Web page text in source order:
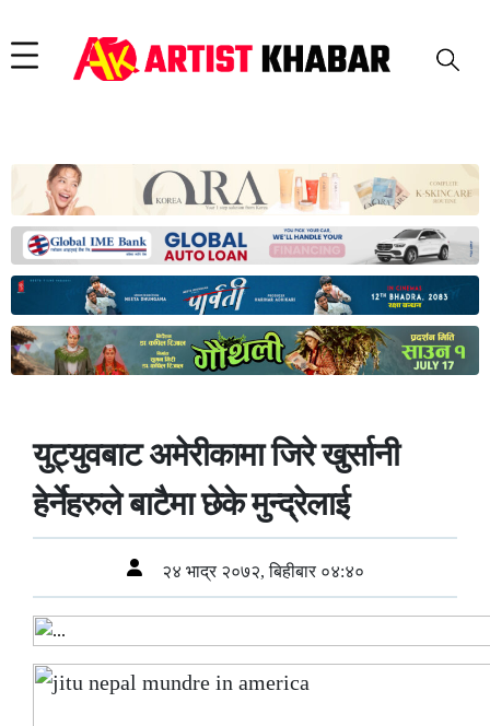
युट्युवबाट अमेरीकामा जिरे खुर्सानी
हेर्नेहरुले बाटैमा छेके मुन्द्रेलाई
२४ भाद्र २०७२, बिहीबार ०४:४०